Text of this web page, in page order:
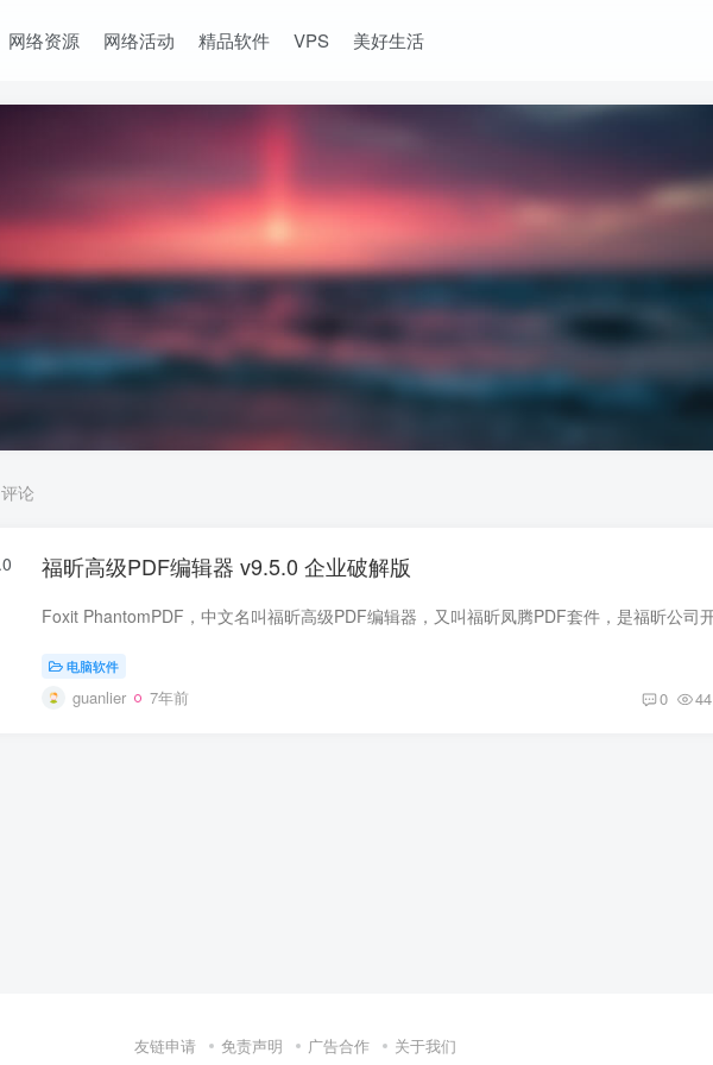
网络资源 网络活动 精品软件 VPS 美好生活
评论
福昕高级PDF编辑器 v9.5.0 企业破解版
电脑软件
guanlier 7年前 0 44
友链申请 免责声明 广告合作 关于我们